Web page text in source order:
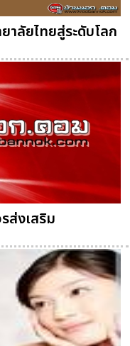
ลัยไทยสู่ระดับโลก
ส่งเสริม